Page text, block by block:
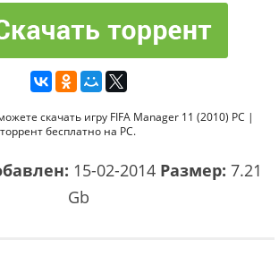
скачать игру FIFA Manager 11 (2010) PC |
бесплатно на PC.
15-02-2014 Размер: 7.21
Gb